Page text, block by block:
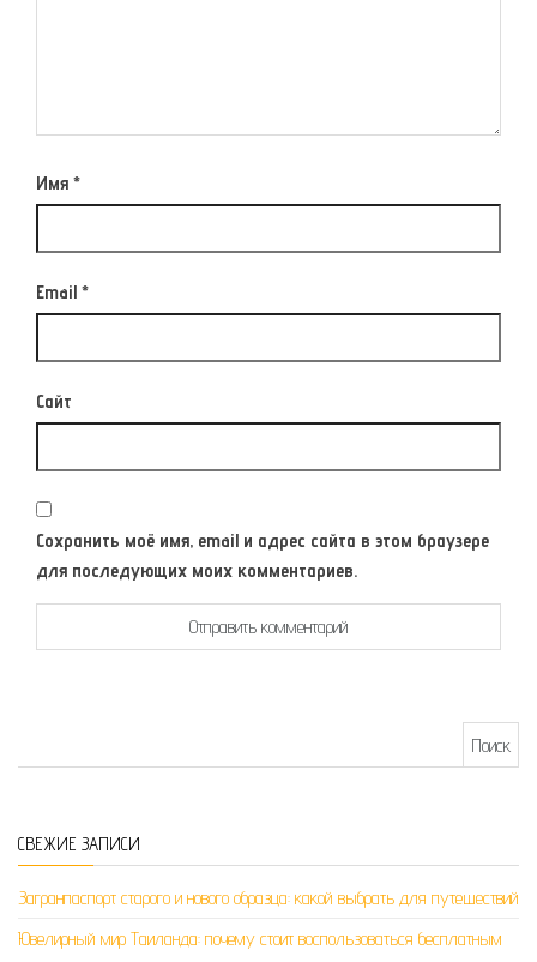
Имя *
Email *
Сайт
Сохранить моё имя, email и адрес сайта в этом браузере
для последующих моих комментариев.
СВЕЖИЕ ЗАПИСИ
Загранпаспорт старого и нового образца: какой выбрать для путешествий
Ювелирный мир Таиланда: почему стоит воспользоваться бесплатным